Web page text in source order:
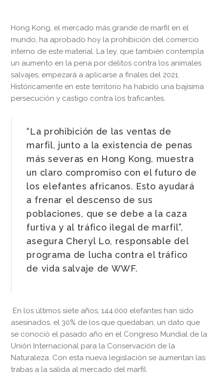
Hong Kong, el mercado más grande de marfil en el
mundo, ha aprobado hoy la prohibición del comercio
interno de este material. La ley, que también contempla
un aumento en la pena por delitos contra los animales
salvajes, empezará a aplicarse a finales del 2021.
Históricamente en este territorio ha habido una bajísima
persecución y castigo contra los traficantes.
“La prohibición de las ventas de
marfil, junto a la existencia de penas
más severas en Hong Kong, muestra
un claro compromiso con el futuro de
los elefantes africanos. Esto ayudará
a frenar el descenso de sus
poblaciones, que se debe a la caza
furtiva y al tráfico ilegal de marfil”,
asegura Cheryl Lo, responsable del
programa de lucha contra el tráfico
de vida salvaje de WWF.
En los últimos siete años, 144.000 elefantes han sido
asesinados, el 30% de los que quedaban, un dato que
se conoció el pasado año en el Congreso Mundial de la
Unión Internacional para la Conservación de la
Naturaleza. Con esta nueva legislación se aumentan las
trabas a la salida al mercado del marfil.